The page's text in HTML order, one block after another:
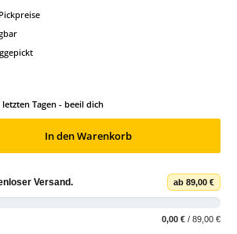
Tagen - beeil dich
In den Warenkorb
Versand. ab 89,00 €
0,00 € / 89,00 €